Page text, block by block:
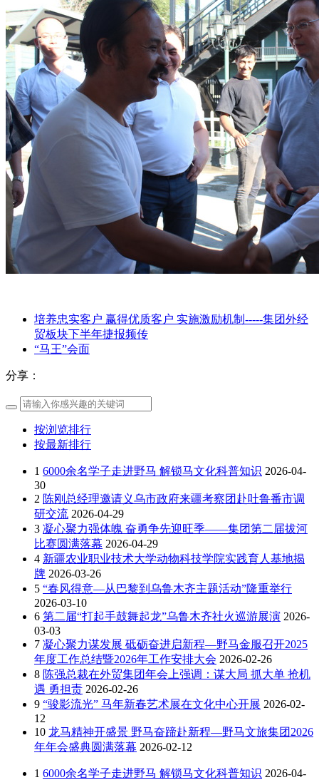
培养忠实客户 赢得优质客户 实施激励机制-----集团外经
贸板块下半年捷报频传
“马王”会面
分享：
按浏览排行
按最新排行
1 6000余名学子走进野马 解锁马文化科普知识 2026-04-
30
2 陈刚总经理邀请义乌市政府来疆考察团赴吐鲁番市调
研交流 2026-04-29
3 凝心聚力强体魄 奋勇争先迎旺季——集团第二届拔河
比赛圆满落幕 2026-04-29
4 新疆农业职业技术大学动物科技学院实践育人基地揭
牌 2026-03-26
5 “春风得意—从巴黎到乌鲁木齐主题活动”隆重举行
2026-03-10
6 第二届“打起手鼓舞起龙”乌鲁木齐社火巡游展演 2026-
03-03
7 凝心聚力谋发展 砥砺奋进启新程—野马金服召开2025
年度工作总结暨2026年工作安排大会 2026-02-26
8 陈强总裁在外贸集团年会上强调：谋大局 抓大单 抢机
遇 勇担责 2026-02-26
9 “骏影流光” 马年新春艺术展在文化中心开展 2026-02-
12
10 龙马精神开盛景 野马奋蹄赴新程—野马文旅集团2026
年年会盛典圆满落幕 2026-02-12
1 6000余名学子走进野马 解锁马文化科普知识 2026-04-